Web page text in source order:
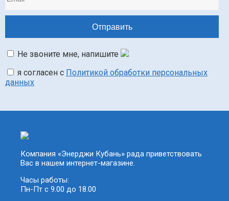
Не звоните мне, напишите
я согласен с Политикой обработки персональных
данных
Компания «Энерджи Кубань» рада приветствовать
Вас в нашем интернет-магазине.
Часы работы:
Пн-Пт с 9.00 до 18.00